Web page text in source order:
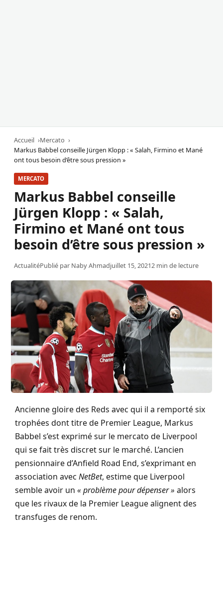
Accueil
Mercato
Markus Babbel conseille Jürgen Klopp : « Salah, Firmino et Mané
ont tous besoin d’être sous pression »
MERCATO
Markus Babbel conseille
Jürgen Klopp : « Salah,
Firmino et Mané ont tous
besoin d’être sous pression »
ActualitéPublié par Naby Ahmadjuillet 15, 20212 min de lecture
Ancienne gloire des Reds avec qui il a remporté six
trophées dont titre de Premier League, Markus
Babbel s’est exprimé sur le mercato de Liverpool
qui se fait très discret sur le marché. L’ancien
pensionnaire d’Anfield Road End, s’exprimant en
association avec NetBet, estime que Liverpool
semble avoir un « problème pour dépenser » alors
que les rivaux de la Premier League alignent des
transfuges de renom.